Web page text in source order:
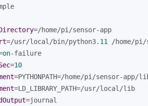
=/home/pi/sensor-app
=/usr/local/bin/python3. 11
/home/pi/
on-failure
=10
=PYTHONPATH=/home/pi/sensor-app/
=LD_LIBRARY_PATH=/usr/local/lib
=journal